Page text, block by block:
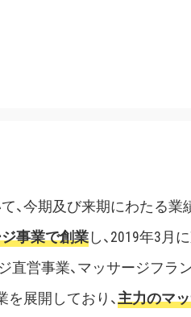
、今期及び来期にわたる業
事業で創業し、2019年3月
直営事業、マッサージフラ
展開しており、主力のマ